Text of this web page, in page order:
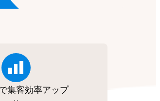
集客効率アップ